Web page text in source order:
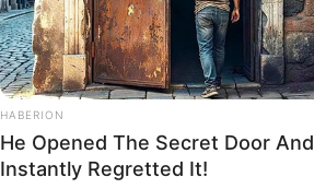
HABERION
He Opened The Secret Door And
Instantly Regretted It!